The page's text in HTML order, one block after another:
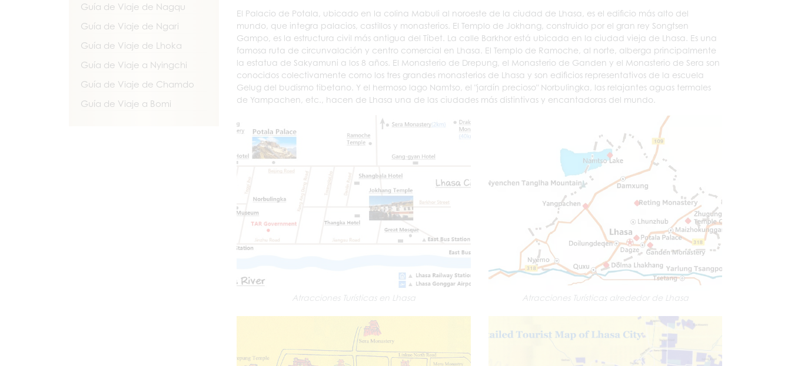
Guía de Viaje de Nagqu
Guía de Viaje de Ngari
Guía de Viaje de Lhoka
Guía de Viaje a Nyingchi
Guía de Viaje de Chamdo
Guía de Viaje a Bomi
El Palacio de Potala, ubicado en la colina Mabuli al noroeste de la ciudad de Lhasa, es el edificio más alto del
mundo, que integra palacios, castillos y monasterios. El Templo de Jokhang, construido por el gran rey Songtsen
Gampo, es la estructura civil más antigua del Tíbet. La calle Barkhor está ubicada en la ciudad vieja de Lhasa. Es una
famosa ruta de circunvalación y centro comercial en Lhasa. El Templo de Ramoche, al norte, alberga principalmente
la estatua de Sakyamuni a los 8 años. El Monasterio de Drepung, el Monasterio de Ganden y el Monasterio de Sera son
conocidos colectivamente como los tres grandes monasterios de Lhasa y son edificios representativos de la escuela
Gelug del budismo tibetano. Y el hermoso lago Namtso, el "jardín precioso" Norbulingka, las relajantes aguas termales
de Yampachen, etc., hacen de Lhasa una de las ciudades más distintivas y encantadoras del mundo.
Atracciones Turísticas en Lhasa Atracciones Turísticas alrededor de Lhasa